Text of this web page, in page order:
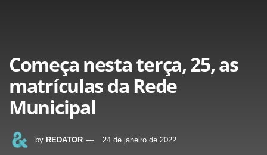
Começa nesta terça, 25, as
matrículas da Rede
Municipal
by REDATOR 24 de janeiro de 2022